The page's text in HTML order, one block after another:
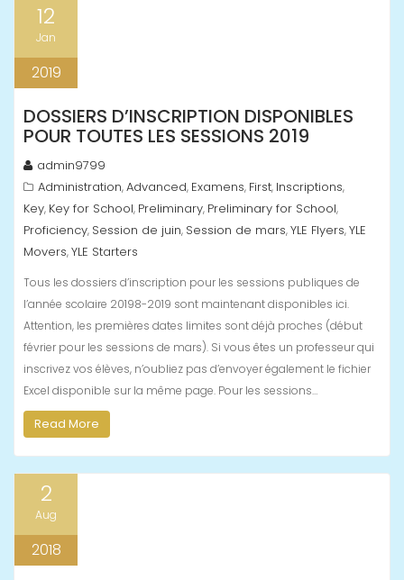
12
Jan
2019
DOSSIERS D’INSCRIPTION DISPONIBLES
POUR TOUTES LES SESSIONS 2019
admin9799
Administration,Advanced, Examens, First, Inscriptions,
Key, Key for School, Preliminary, Preliminary for School,
Proficiency, Session de juin, Session de mars,YLE Flyers,YLE
Movers,YLE Starters
Tous les dossiers d’inscription pour les sessions publiques de
l’année scolaire 20198-2019 sont maintenant disponibles ici.
Attention, les premières dates limites sont déjà proches (début
février pour les sessions de mars). Si vous êtes un professeur qui
inscrivez vos élèves, n’oubliez pas d’envoyer également le fichier
Excel disponible sur la même page. Pour les sessions…
Read More
2
Aug
2018